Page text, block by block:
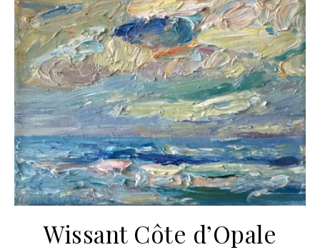
Wissant Côte d’Opale